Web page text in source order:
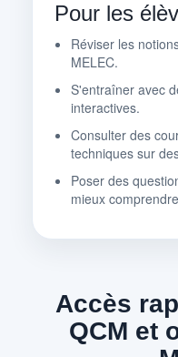
Pour les
Réviser les
MELEC.
S'entraîner avec
interactives.
Consulter des
techniques sur
Poser des
mieux
Accès
QCM et